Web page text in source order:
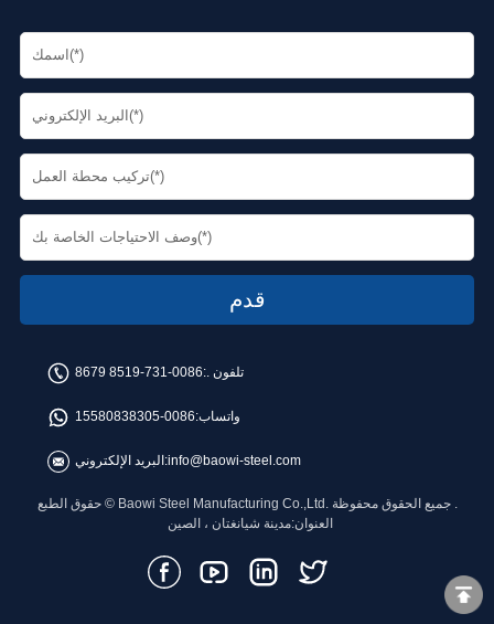
تلفون .:0086-731-8519 8679
واتساب:0086-15580838305
البريد الإلكتروني:info@baowi-steel.com
حقوق الطبع © Baowi Steel Manufacturing Co.,Ltd. جميع الحقوق محفوظة .
العنوان:مدينة شيانغتان ، الصين